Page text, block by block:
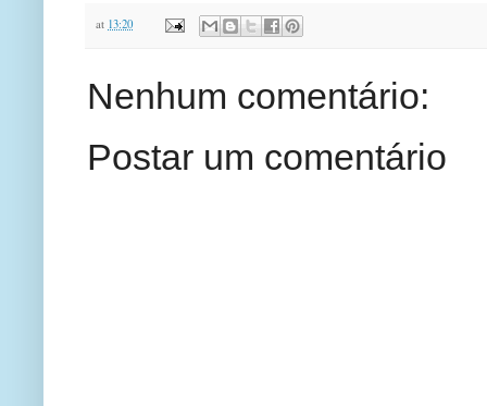
at 13:20
Nenhum comentário:
Postar um comentário